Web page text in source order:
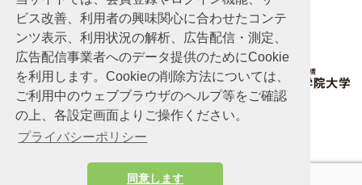
ビス改善、利用者の興味関心に合わせたコンテ
ンツ表示、利用状況の解析、広告配信・測定、
広告配信事業者へのデータ提供のためにCookie
を利用します。Cookieの削除方法については、
ご利用中のウェブブラウザのヘルプ等をご確認
の上、各設定画面よりご操作ください。
プライバシーポリシー
同意します